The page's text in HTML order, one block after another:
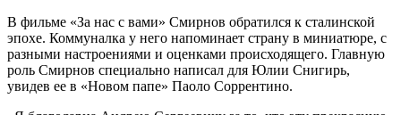
В фильме «За нас с вами» Смирнов обратился к сталинской
эпохе. Коммуналка у него напоминает страну в миниатюре, с
разными настроениями и оценками происходящего. Главную
роль Смирнов специально написал для Юлии Снигирь,
увидев ее в «Новом папе» Паоло Соррентино.